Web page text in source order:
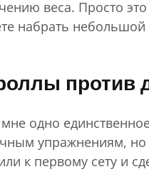
веса. Просто
набрать
против
одно
упражнениям,
к первому сету и